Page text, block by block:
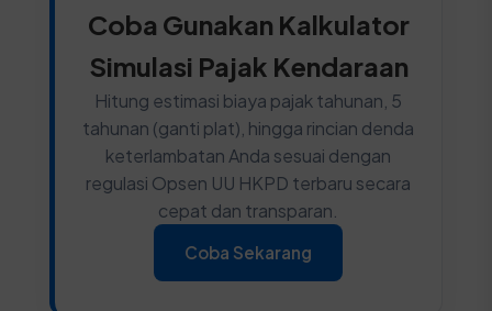
Coba Gunakan Kalkulator
Simulasi Pajak Kendaraan
Hitung estimasi biaya pajak tahunan, 5
tahunan (ganti plat), hingga rincian denda
keterlambatan Anda sesuai dengan
regulasi Opsen UU HKPD terbaru secara
cepat dan transparan.
Coba Sekarang